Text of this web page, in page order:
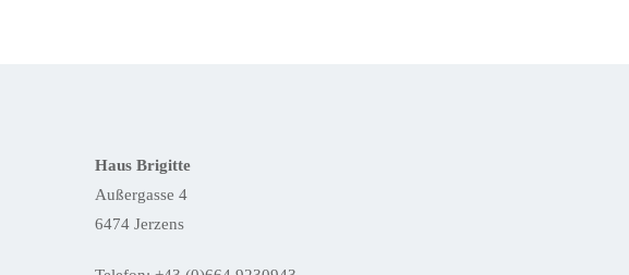
Haus Brigitte
Außergasse 4
6474 Jerzens